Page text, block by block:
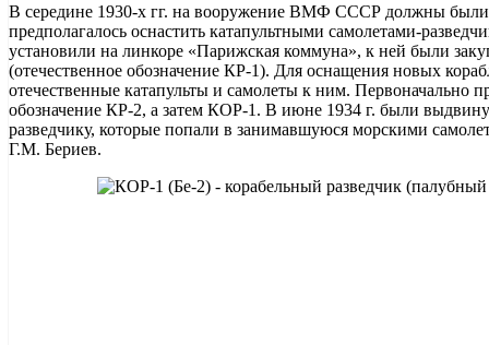
В середине 1930-х гг. на вооружение ВМФ СССР должны были
предполагалось оснастить катапультными самолетами-
установили на линкоре «Парижская коммуна», к ней были
(отечественное обозначение КР-1). Для оснащения новых
отечественные катапульты и самолеты к ним. Первоначально
обозначение КР-2, а затем КОР-1. В июне 1934 г. были
разведчику, которые попали в занимавшуюся морскими
Г.М. Бериев.